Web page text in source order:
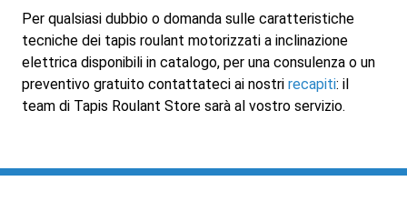
Per qualsiasi dubbio o domanda sulle caratteristiche
tecniche dei tapis roulant motorizzati a inclinazione
elettrica disponibili in catalogo, per una consulenza o un
preventivo gratuito contattateci ai nostri recapiti: il
team di Tapis Roulant Store sarà al vostro servizio.